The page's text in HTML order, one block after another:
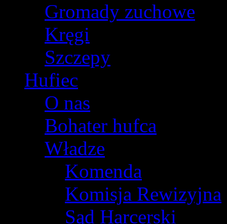
Gromady zuchowe
Kręgi
Szczepy
Hufiec
O nas
Bohater hufca
Władze
Komenda
Komisja Rewizyjna
Sąd Harcerski